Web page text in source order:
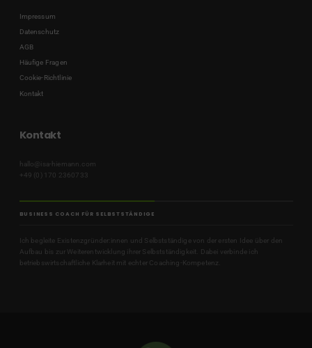
Impressum
Datenschutz
AGB
Häufige Fragen
Cookie-Richtlinie
Kontakt
Kontakt
hallo@isa-hiemann.com
+49 (0) 170 2360733
BUSINESS COACH FÜR SELBSTSTÄNDIGE
Ich begleite Existenzgründer:innen und Selbstständige von der ersten Idee über den
Aufbau bis zur Weiterentwicklung ihrer Selbstständigkeit. Dabei verbinde ich
betriebswirtschaftliche Klarheit mit echter Coaching-Kompetenz.